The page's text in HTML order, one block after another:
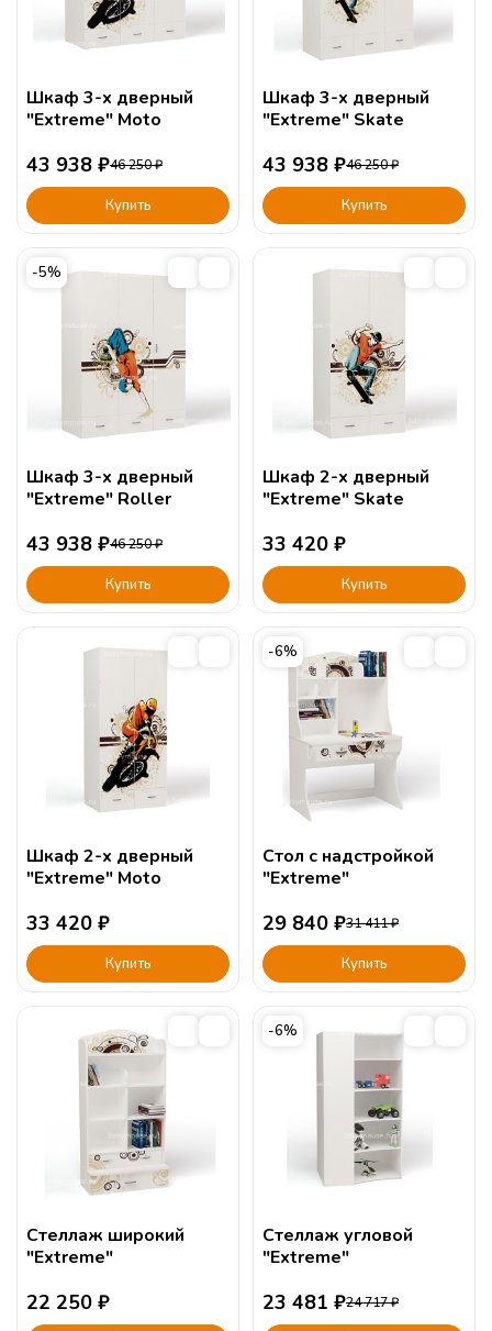
Шкаф 3-х дверный
"Extreme" Moto
43 938 ₽46 250₽
Купить
Шкаф 3-х дверный
"Extreme" Skate
43 938 ₽46 250₽
Купить
-5%
Шкаф 3-х дверный
"Extreme" Roller
43 938 ₽46 250₽
Купить
Шкаф 2-х дверный
"Extreme" Skate
33 420 ₽
Купить
Шкаф 2-х дверный
"Extreme" Moto
33 420 ₽
Купить
-6%
Стол c надстройкой
"Extreme"
29 840 ₽31 411₽
Купить
Стеллаж широкий
"Extreme"
22 250 ₽
-6%
Стеллаж угловой
"Extreme"
23 481 ₽24 717₽